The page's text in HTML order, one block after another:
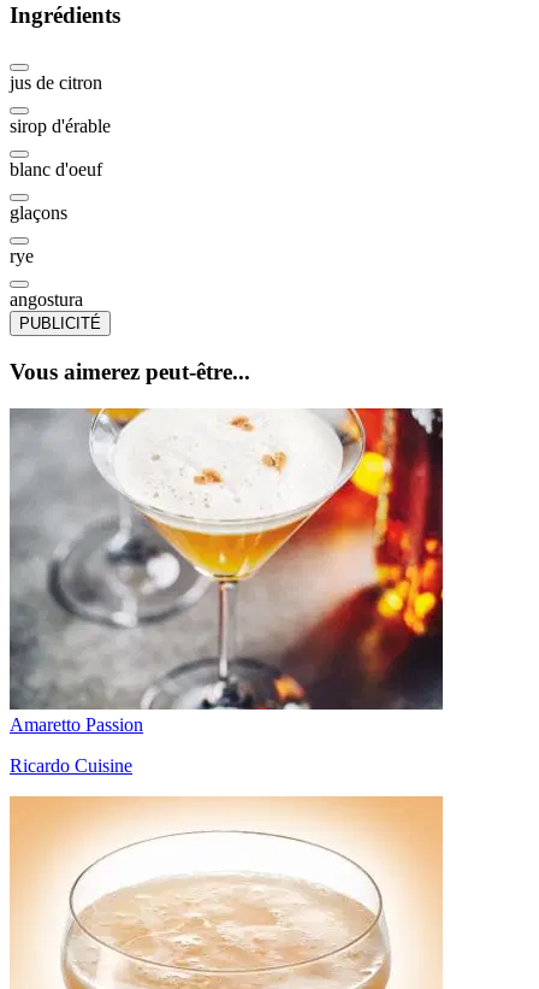
Ingrédients
jus de citron
sirop d'érable
blanc d'oeuf
glaçons
rye
angostura
PUBLICITÉ
Vous aimerez peut-être...
Amaretto Passion
Ricardo Cuisine